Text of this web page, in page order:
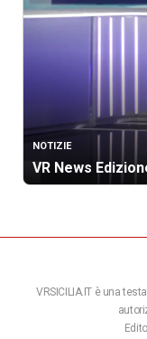
NOTIZIE
VR News
VRSICILIA.IT è una